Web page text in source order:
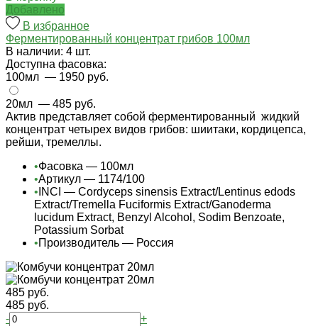
Добавлено
В избранное
Ферментированный концентрат грибов 100мл
В наличии: 4 шт.
Доступна фасовка:
100мл — 1950 руб.
20мл — 485 руб.
Актив представляет собой ферментированный жидкий
концентрат четырех видов грибов: шиитаки, кордицепса,
рейши, тремеллы.
•Фасовка — 100мл
•Артикул — 1174/100
• INCI — Cordyceps sinensis Extract/Lentinus edods
Extract/Tremella Fuciformis Extract/Ganoderma
lucidum Extract, Benzyl Alcohol, Sodim Benzoate,
Potassium Sorbat
•Производитель — Россия
485 руб.
485 руб.
-
+